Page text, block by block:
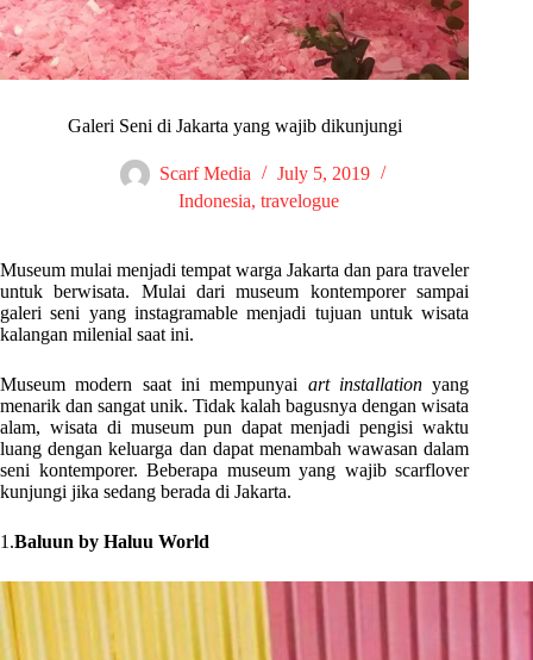
Galeri Seni di Jakarta yang wajib dikunjungi
Scarf Media
July 5, 2019
Indonesia, travelogue
Museum mulai menjadi tempat warga Jakarta dan para traveler
untuk berwisata. Mulai dari museum kontemporer sampai
galeri seni yang instagramable menjadi tujuan untuk wisata
kalangan milenial saat ini.
Museum modern saat ini mempunyai art installationyang
menarik dan sangat unik. Tidak kalah bagusnya dengan wisata
alam, wisata di museum pun dapat menjadi pengisi waktu
luang dengan keluarga dan dapat menambah wawasan dalam
seni kontemporer. Beberapa museum yang wajib scarflover
kunjungi jika sedang berada di Jakarta.
1.Baluun by Haluu World